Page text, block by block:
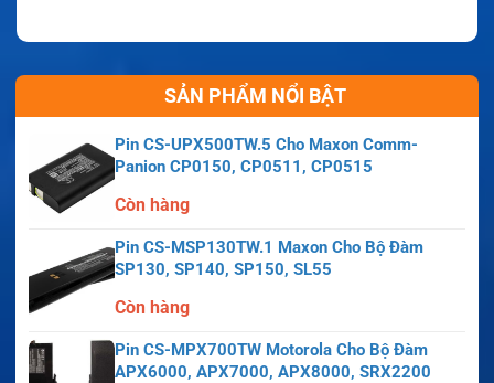
SẢN PHẨM NỔI BẬT
Pin CS-UPX500TW.5 Cho Maxon Comm-
Panion CP0150, CP0511, CP0515
Còn hàng
Pin CS-MSP130TW.1 Maxon Cho Bộ Đàm
SP130, SP140, SP150, SL55
Còn hàng
Pin CS-MPX700TW Motorola Cho Bộ Đàm
APX6000, APX7000, APX8000, SRX2200